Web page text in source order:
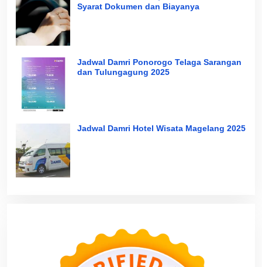
Syarat Dokumen dan Biayanya
Jadwal Damri Ponorogo Telaga Sarangan
dan Tulungagung 2025
Jadwal Damri Hotel Wisata Magelang 2025